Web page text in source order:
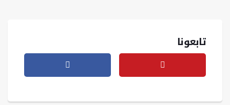
تابعونا